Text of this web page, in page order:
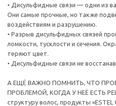
• Дисульфидные связи — одни из
Они самые прочные, но также
воздействиям и разрушению.
• Разрыв дисульфидных связей
ломкости, тусклости и сечения.
теряют цвет.
• Дисульфидные связи не
А ЕЩЁ ВАЖНО ПОМНИТЬ, ЧТО
ПРОБЛЕМОЙ, КОГДА У НЕЁ ЕСТЬ
структуру волос, продукты